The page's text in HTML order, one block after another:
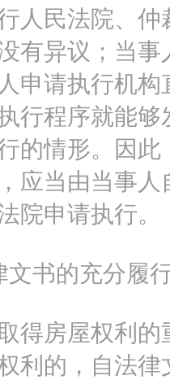
人民法院、
有异议；当
申请执行机
行程序就能
的情形。因
应当由当事
院申请执行。
文书的充分履
得房屋权利
利的，自法